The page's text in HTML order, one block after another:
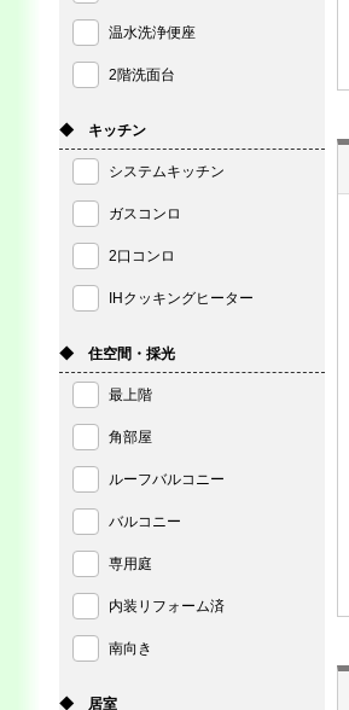
温水洗浄便座
2階洗面台
◆ キッチン
システムキッチン
ガスコンロ
2口コンロ
IHクッキングヒーター
◆ 住空間・採光
最上階
角部屋
ルーフバルコニー
バルコニー
専用庭
内装リフォーム済
南向き
◆ 居室